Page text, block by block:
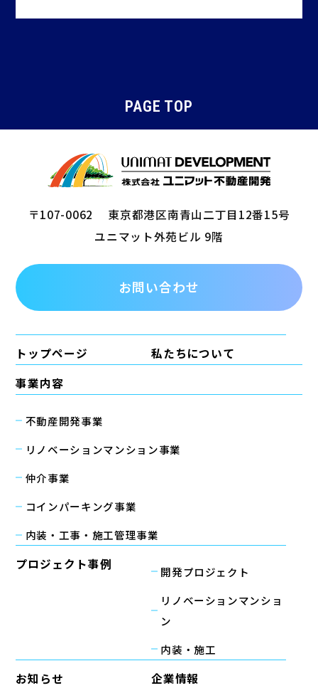
PAGE TOP
〒107-0062
東京都港区南青山二丁目12番15号
ユニマット外苑ビル 9階
お問い合わせ
トップページ
私たちについて
事業内容
不動産開発事業
リノベーションマンション事業
仲介事業
コインパーキング事業
内装・工事・施工管理事業
プロジェクト事例
開発プロジェクト
リノベーションマンショ
ン
内装・施工
お知らせ 企業情報